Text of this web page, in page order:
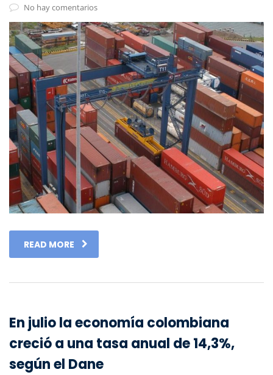
No hay comentarios
READ MORE
En julio la economía colombiana
creció a una tasa anual de 14,3%,
según el Dane